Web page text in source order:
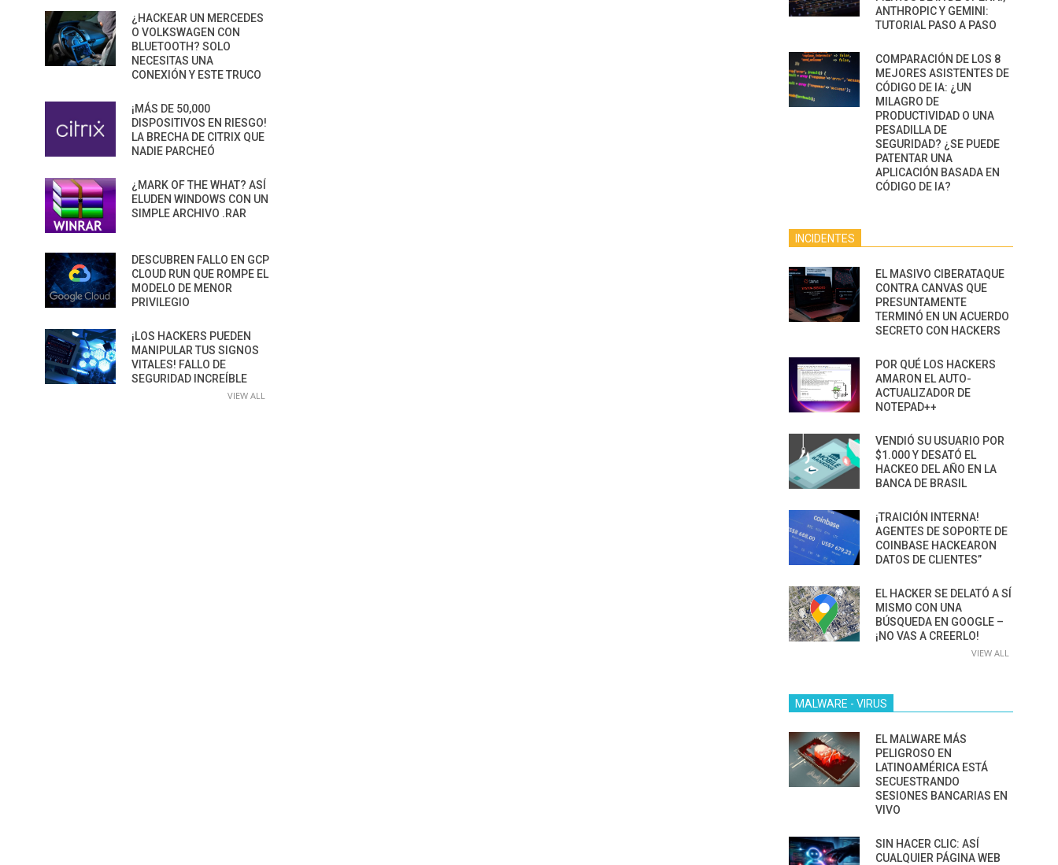
¿HACKEAR UN MERCEDES
O VOLKSWAGEN CON
BLUETOOTH? SOLO
NECESITAS UNA
CONEXIÓN Y ESTE TRUCO
¡MÁS DE 50,000
DISPOSITIVOS EN RIESGO!
LA BRECHA DE CITRIX QUE
NADIE PARCHEÓ
¿MARK OF THE WHAT? ASÍ
ELUDEN WINDOWS CON UN
SIMPLE ARCHIVO .RAR
DESCUBREN FALLO EN GCP
CLOUD RUN QUE ROMPE EL
MODELO DE MENOR
PRIVILEGIO
¡LOS HACKERS PUEDEN
MANIPULAR TUS SIGNOS
VITALES! FALLO DE
SEGURIDAD INCREÍBLE
VIEW ALL
ANTHROPIC Y GEMINI:
TUTORIAL PASO A PASO
COMPARACIÓN DE LOS 8
MEJORES ASISTENTES DE
CÓDIGO DE IA: ¿UN
MILAGRO DE
PRODUCTIVIDAD O UNA
PESADILLA DE
SEGURIDAD? ¿SE PUEDE
PATENTAR UNA
APLICACIÓN BASADA EN
CÓDIGO DE IA?
INCIDENTES
EL MASIVO CIBERATAQUE
CONTRA CANVAS QUE
PRESUNTAMENTE
TERMINÓ EN UN ACUERDO
SECRETO CON HACKERS
POR QUÉ LOS HACKERS
AMARON EL AUTO-
ACTUALIZADOR DE
NOTEPAD++
VENDIÓ SU USUARIO POR
$1.000 Y DESATÓ EL
HACKEO DEL AÑO EN LA
BANCA DE BRASIL
¡TRAICIÓN INTERNA!
AGENTES DE SOPORTE DE
COINBASE HACKEARON
DATOS DE CLIENTES”
EL HACKER SE DELATÓ A SÍ
MISMO CON UNA
BÚSQUEDA EN GOOGLE –
¡NO VAS A CREERLO!
VIEW ALL
MALWARE - VIRUS
EL MALWARE MÁS
PELIGROSO EN
LATINOAMÉRICA ESTÁ
SECUESTRANDO
SESIONES BANCARIAS EN
VIVO
SIN HACER CLIC: ASÍ
CUALQUIER PÁGINA WEB